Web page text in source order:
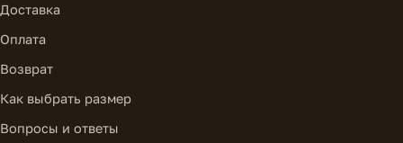
Доставка
Оплата
Возврат
Как выбрать размер
Вопросы и ответы